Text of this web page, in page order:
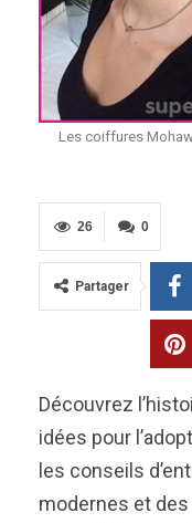
Les coiffures
0
26
Partager
Découvrez
idées pour
les conseils
modernes et